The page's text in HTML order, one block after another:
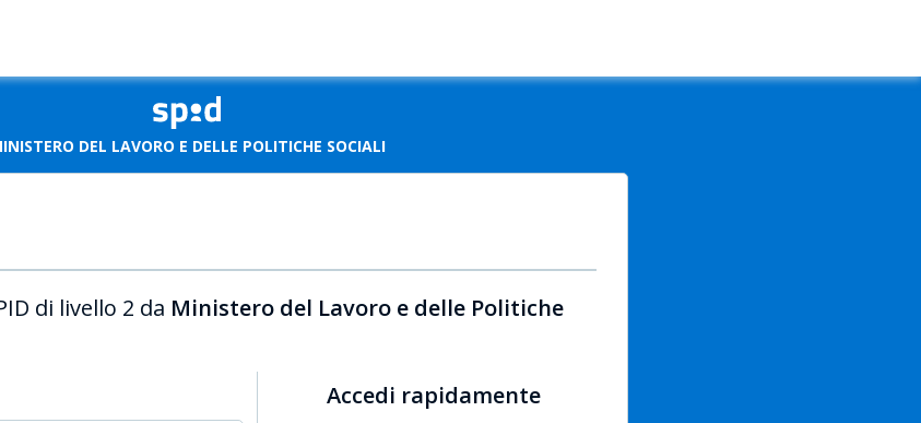
DEL LAVORO E DELLE POLITICHE SOCIALI
di livello 2 da Ministero del Lavoro e delle Politiche
Accedi rapidamente